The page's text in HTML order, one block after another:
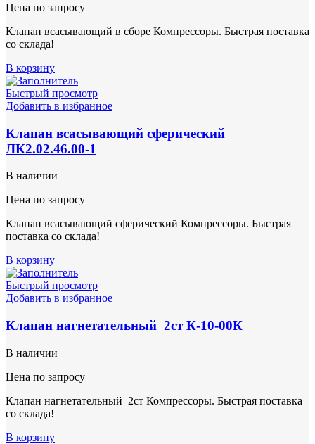
Цена по запросу
Клапан всасывающий в сборе Компрессоры. Быстрая поставка
со склада!
В корзину
Быстрый просмотр
Добавить в избранное
Клапан всасывающий сферический
ЛК2.02.46.00-1
В наличии
Цена по запросу
Клапан всасывающий сферический Компрессоры. Быстрая
поставка со склада!
В корзину
Быстрый просмотр
Добавить в избранное
Клапан нагнетательный 2ст К-10-00К
В наличии
Цена по запросу
Клапан нагнетательный 2ст Компрессоры. Быстрая поставка
со склада!
В корзину